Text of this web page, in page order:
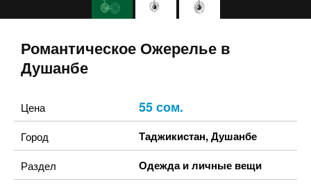
Романтическое Ожерелье в
Душанбе
Цена 55 сом.
Город Таджикистан,Душанбе
Раздел Одежда и личные вещи